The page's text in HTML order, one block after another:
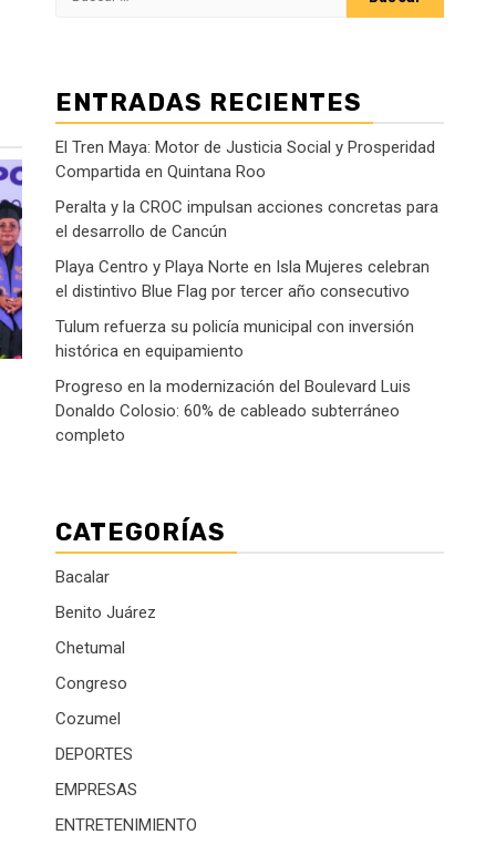
ENTRADAS RECIENTES
El Tren Maya: Motor de Justicia Social y Prosperidad
Compartida en Quintana Roo
Peralta y la CROC impulsan acciones concretas para
el desarrollo de Cancún
Playa Centro y Playa Norte en Isla Mujeres celebran
el distintivo Blue Flag por tercer año consecutivo
Tulum refuerza su policía municipal con inversión
histórica en equipamiento
Progreso en la modernización del Boulevard Luis
Donaldo Colosio: 60% de cableado subterráneo
completo
CATEGORÍAS
Bacalar
Benito Juárez
Chetumal
Congreso
Cozumel
DEPORTES
EMPRESAS
ENTRETENIMIENTO